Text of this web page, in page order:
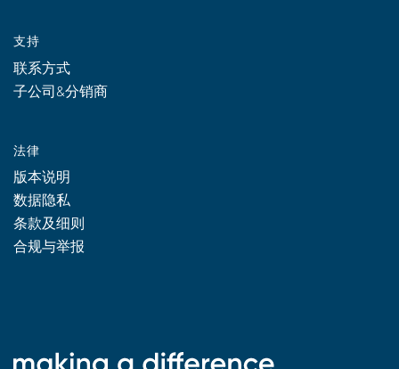
支持
联系方式
子公司&分销商
法律
版本说明
数据隐私
条款及细则
合规与举报